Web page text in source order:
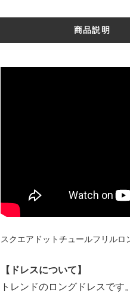
商品説明
スクエアドットチュールフリルロ
【ドレスについて】
トレンドのロングドレスです。